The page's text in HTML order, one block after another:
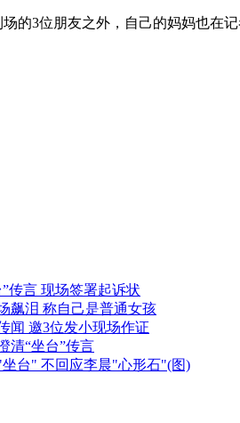
反导系统
已致20人遇难
3位朋友之外，自己的妈妈也在记
传言 现场签署起诉状
飙泪 称自己是普通女孩
闻 邀3位发小现场作证
清“坐台”传言
台" 不回应李晨"心形石"(图)